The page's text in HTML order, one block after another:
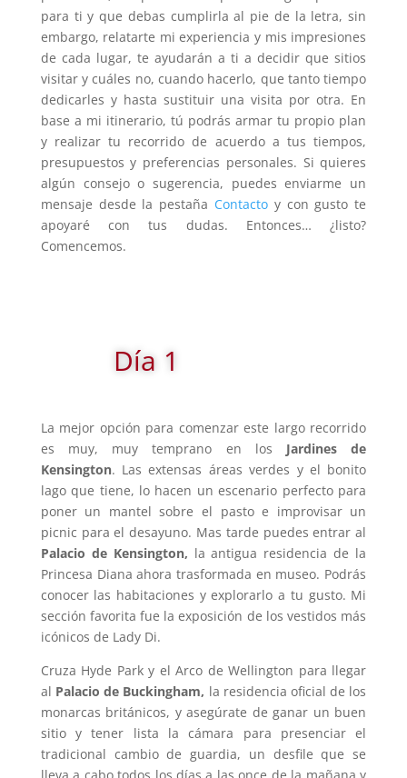
para ti y que debas cumplirla al pie de la letra, sin
embargo, relatarte mi experiencia y mis impresiones
de cada lugar, te ayudarán a ti a decidir que sitios
visitar y cuáles no, cuando hacerlo, que tanto tiempo
dedicarles y hasta sustituir una visita por otra. En
base a mi itinerario, tú podrás armar tu propio plan
y realizar tu recorrido de acuerdo a tus tiempos,
presupuestos y preferencias personales. Si quieres
algún consejo o sugerencia, puedes enviarme un
mensaje desde la pestaña Contacto y con gusto te
apoyaré con tus dudas. Entonces… ¿listo?
Comencemos.
Día 1
La mejor opción para comenzar este largo recorrido
es muy, muy temprano en los Jardines de
Kensington. Las extensas áreas verdes y el bonito
lago que tiene, lo hacen un escenario perfecto para
poner un mantel sobre el pasto e improvisar un
picnic para el desayuno. Mas tarde puedes entrar al
Palacio de Kensington, la antigua residencia de la
Princesa Diana ahora trasformada en museo. Podrás
conocer las habitaciones y explorarlo a tu gusto. Mi
sección favorita fue la exposición de los vestidos más
icónicos de Lady Di.
Cruza Hyde Park y el Arco de Wellington para llegar
al Palacio de Buckingham, la residencia oficial de los
monarcas británicos, y asegúrate de ganar un buen
sitio y tener lista la cámara para presenciar el
tradicional cambio de guardia, un desfile que se
lleva a cabo todos los días a las once de la mañana y